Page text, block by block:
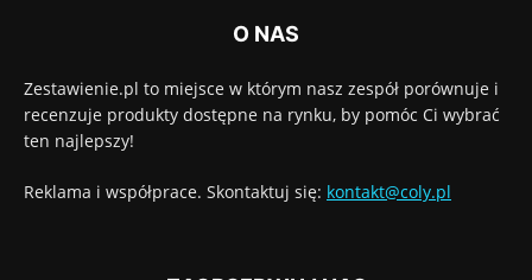
O NAS
Zestawienie.pl to miejsce w którym nasz zespół porównuje i
recenzuje produkty dostępne na rynku, by pomóc Ci wybrać
ten najlepszy!
Reklama i współprace. Skontaktuj się: kontakt@coly.pl